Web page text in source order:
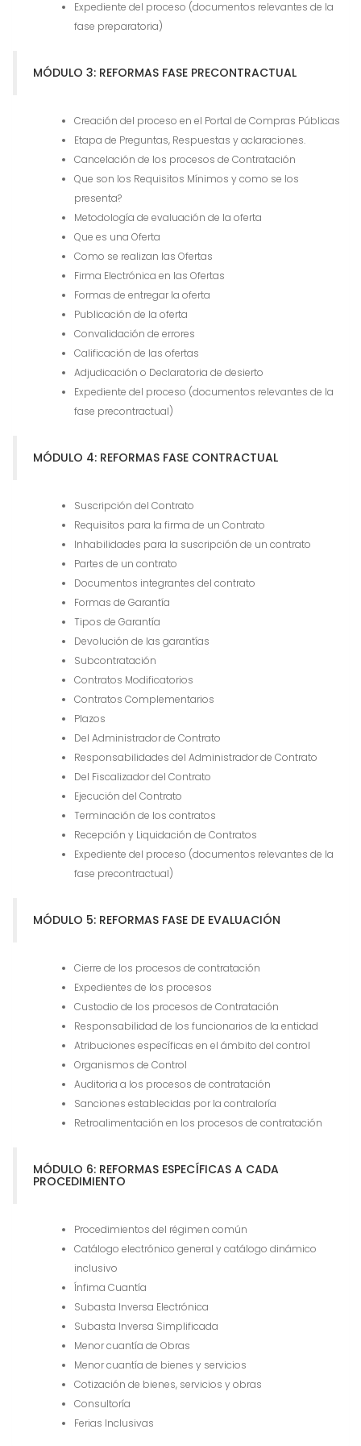
Expediente del proceso (documentos relevantes de la
fase preparatoria)
MÓDULO 3: REFORMAS FASE PRECONTRACTUAL
Creación del proceso en el Portal de Compras Públicas
Etapa de Preguntas, Respuestas y aclaraciones.
Cancelación de los procesos de Contratación
Que son los Requisitos Mínimos y como se los
presenta?
Metodología de evaluación de la oferta
Que es una Oferta
Como se realizan las Ofertas
Firma Electrónica en las Ofertas
Formas de entregar la oferta
Publicación de la oferta
Convalidación de errores
Calificación de las ofertas
Adjudicación o Declaratoria de desierto
Expediente del proceso (documentos relevantes de la
fase precontractual)
MÓDULO 4: REFORMAS FASE CONTRACTUAL
Suscripción del Contrato
Requisitos para la firma de un Contrato
Inhabilidades para la suscripción de un contrato
Partes de un contrato
Documentos integrantes del contrato
Formas de Garantía
Tipos de Garantía
Devolución de las garantías
Subcontratación
Contratos Modificatorios
Contratos Complementarios
Plazos
Del Administrador de Contrato
Responsabilidades del Administrador de Contrato
Del Fiscalizador del Contrato
Ejecución del Contrato
Terminación de los contratos
Recepción y Liquidación de Contratos
Expediente del proceso (documentos relevantes de la
fase precontractual)
MÓDULO 5: REFORMAS FASE DE EVALUACIÓN
Cierre de los procesos de contratación
Expedientes de los procesos
Custodio de los procesos de Contratación
Responsabilidad de los funcionarios de la entidad
Atribuciones específicas en el ámbito del control
Organismos de Control
Auditoria a los procesos de contratación
Sanciones establecidas por la contraloría
Retroalimentación en los procesos de contratación
MÓDULO 6: REFORMAS ESPECÍFICAS A CADA
PROCEDIMIENTO
Procedimientos del régimen común
Catálogo electrónico general y catálogo dinámico
inclusivo
Ínfima Cuantía
Subasta Inversa Electrónica
Subasta Inversa Simplificada
Menor cuantía de Obras
Menor cuantía de bienes y servicios
Cotización de bienes, servicios y obras
Consultoría
Ferias Inclusivas